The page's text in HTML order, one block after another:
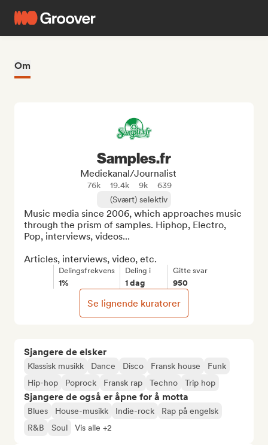
Om
Sjangere de elsker
Klassisk musikk Dance Disco Fransk house
Funk
Hip-hop
Poprock Fransk rap Techno Trip hop
Sjangere de også er åpne for å motta
Blues House-musikk Indie-rock
Rap på engelsk
R&B
Soul Vis alle +2
Samples.fr
Mediekanal/journalist
76k 19.4k 9k
639
(Svært) selektiv
Music media since 2006, which approaches music
through the prism of samples. Hiphop, Electro,
Pop, interviews, videos...
Articles, interviews, video, etc.
Delingsfrekvens
1%
Deling i
1 dag
Gitte svar
950
Se lignende kuratorer